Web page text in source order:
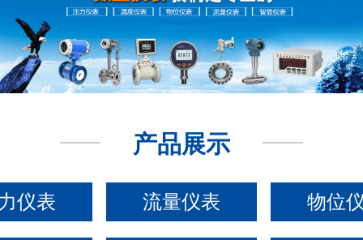
产品展示
仪表 流量仪表 物位